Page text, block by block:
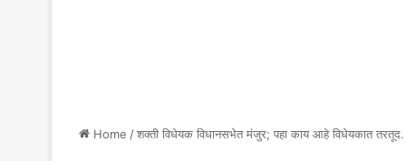
Home /शक्ती विधेयक विधानसभेत मंजुर; पहा काय आहे विधेयकात तरतूद.